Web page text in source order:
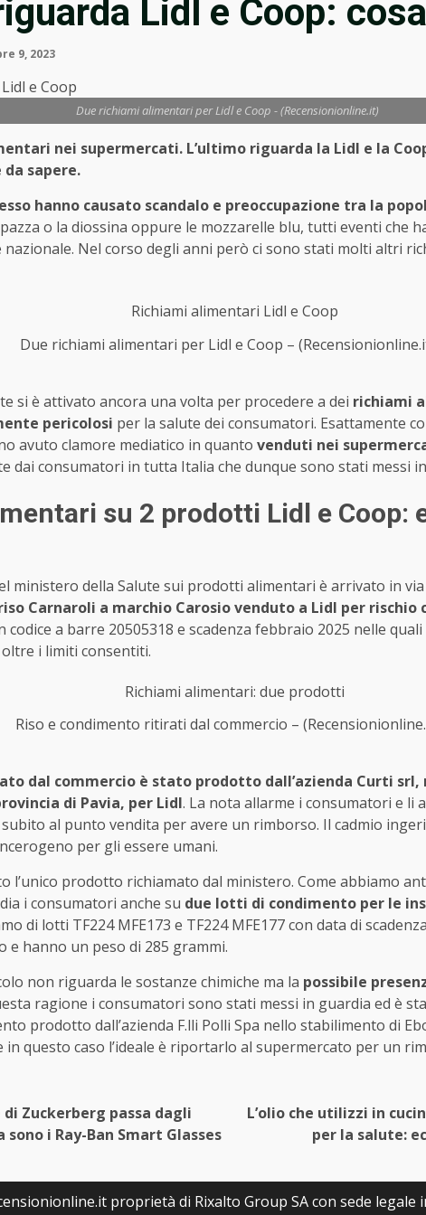
Lidl e Coop:
9, 2023
Due richiami alimentari per Lidl e Coop - (Recensionionline.it)
nei supermercati. L’ultimo riguarda la Lidl e la
da sapere.
hanno causato scandalo e preoccupazione tra la
o la diossina oppure le mozzarelle blu, tutti eventi che
Nel corso degli anni però ci sono stati molti altri
Due richiami alimentari per Lidl e Coop –
si è attivato ancora una volta per procedere a dei richiami
pericolosi per la salute dei consumatori. Esattamente
avuto clamore mediatico in quanto venduti nei
dai consumatori in tutta Italia che dunque sono stati messi
su 2 prodotti Lidl e Coop:
ministero della Salute sui prodotti alimentari è arrivato in
Carnaroli a marchio Carosio venduto a Lidl per rischio
codice a barre 20505318 e scadenza febbraio 2025 nelle
i limiti consentiti.
Riso e condimento ritirati dal commercio –
dal commercio è stato prodotto dall’azienda Curti
di Pavia, per Lidl. La nota allarme i consumatori e li
al punto vendita per avere un rimborso. Il cadmio
per gli essere umani.
l’unico prodotto richiamato dal ministero. Come abbiamo
i consumatori anche su due lotti di condimento per le
di lotti TF224 MFE173 e TF224 MFE177 con data di
e hanno un peso di 285 grammi.
non riguarda le sostanze chimiche ma la possibile
ragione i consumatori sono stati messi in guardia ed è
prodotto dall’azienda F.lli Polli Spa nello stabilimento di
in questo caso l’ideale è riportarlo al supermercato per un
Zuckerberg passa dagli
sono i Ray-Ban Smart Glasses
L’olio che utilizzi in
per la salute:
proprietà di Rixalto Group SA con sede legale